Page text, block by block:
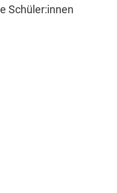
Schüler:innen